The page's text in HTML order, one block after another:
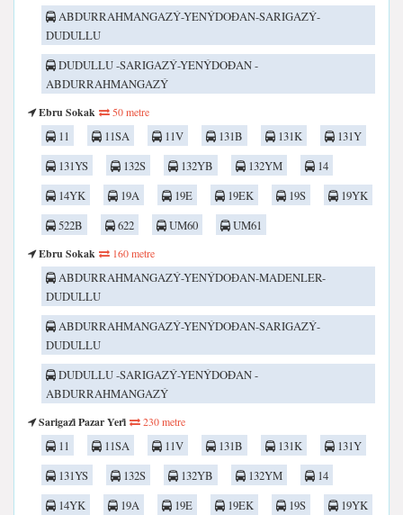
ABDURRAHMANGAZÝ-YENÝDOÐAN-SARIGAZÝ-
DUDULLU
DUDULLU -SARIGAZÝ-YENÝDOÐAN -
ABDURRAHMANGAZÝ
Ebru Sokak
50 metre
11 11SA 11V 131B 131K
131Y
131YS
132S 132YB 132YM
14
14YK
19A 19E 19EK 19S
19YK
522B
622 UM60
UM61
Ebru Sokak
160 metre
ABDURRAHMANGAZÝ-YENÝDOÐAN-MADENLER-
DUDULLU
ABDURRAHMANGAZÝ-YENÝDOÐAN-SARIGAZÝ-
DUDULLU
DUDULLU -SARIGAZÝ-YENÝDOÐAN -
ABDURRAHMANGAZÝ
Sarigazi̇ Pazar Yeri̇
230 metre
11 11SA 11V 131B 131K
131Y
131YS
132S 132YB 132YM
14
14YK
19A 19E 19EK 19S 19YK